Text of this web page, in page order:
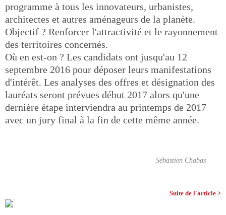
programme à tous les innovateurs, urbanistes,
architectes et autres aménageurs de la planète.
Objectif ? Renforcer l'attractivité et le rayonnement
des territoires concernés.
Où en est-on ? Les candidats ont jusqu'au 12
septembre 2016 pour déposer leurs manifestations
d'intérêt. Les analyses des offres et désignation des
lauréats seront prévues début 2017 alors qu'une
dernière étape interviendra au printemps de 2017
avec un jury final à la fin de cette même année.
Sébastien Chabas
Suite de l'article >